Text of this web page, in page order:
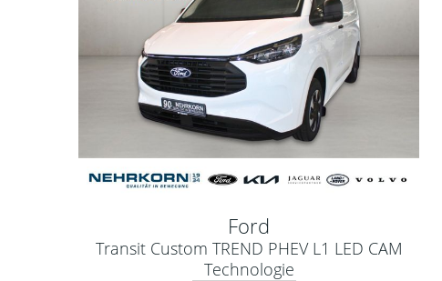
Ford
Transit Custom TREND PHEV L1 LED CAM
Technologie